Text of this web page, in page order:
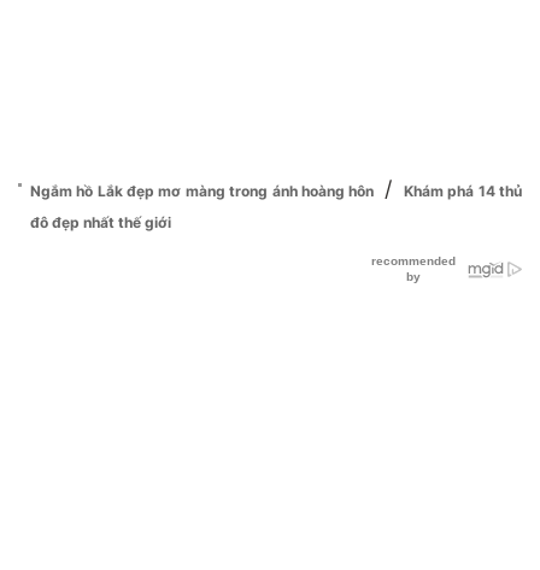
Ngắm hồ Lắk đẹp mơ màng trong ánh hoàng hôn /
Khám phá 14 thủ
đô đẹp nhất thế giới